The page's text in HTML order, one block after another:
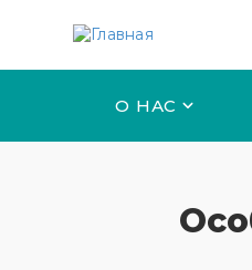
О НАС